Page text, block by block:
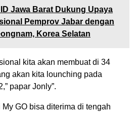
Jawa Barat Dukung Upaya
Pemprov Jabar dengan
Korea Selatan
kita akan membuat di 34
akan kita lounching pada
papar Jonly”.
GO bisa diterima di tengah